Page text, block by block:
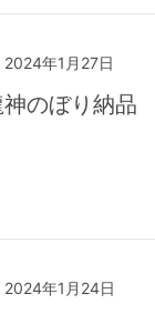
2024年1月27日
龍神のぼり納品
2024年1月24日